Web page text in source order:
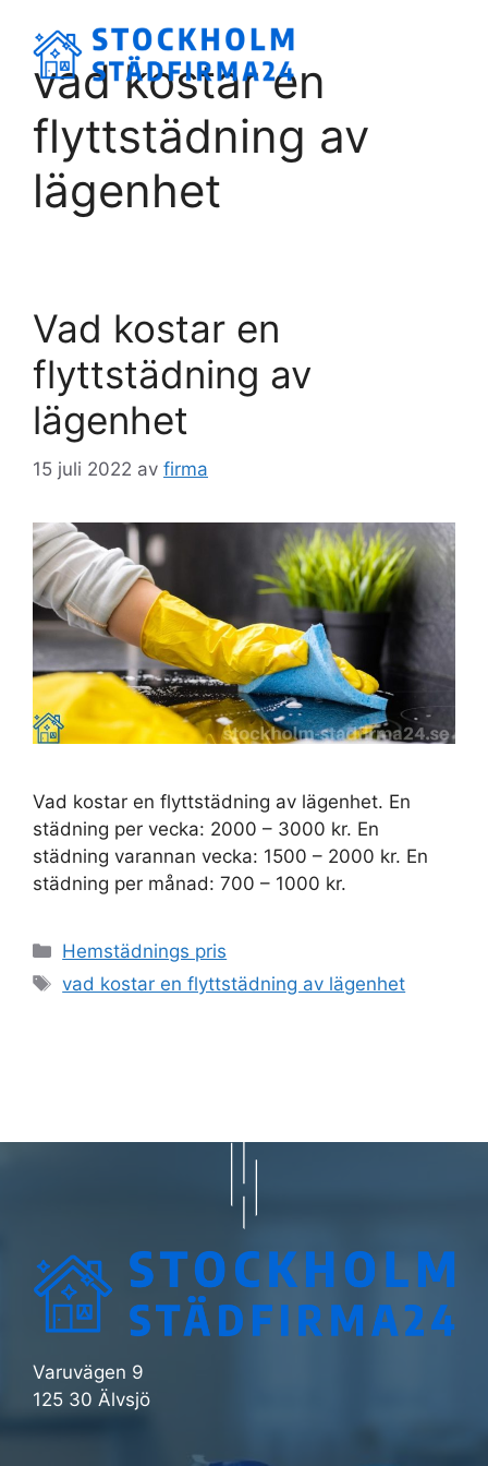
innehållvad kostar en
flyttstädning av
lägenhet
Vad kostar en
flyttstädning av
lägenhet
15 juli 2022 av firma
Vad kostar en flyttstädning av lägenhet. En
städning per vecka: 2000 – 3000 kr. En
städning varannan vecka: 1500 – 2000 kr. En
städning per månad: 700 – 1000 kr.
Kategorier
Hemstädnings pris
Etiketter
vad kostar en flyttstädning av lägenhet
Varuvägen 9
125 30 Älvsjö